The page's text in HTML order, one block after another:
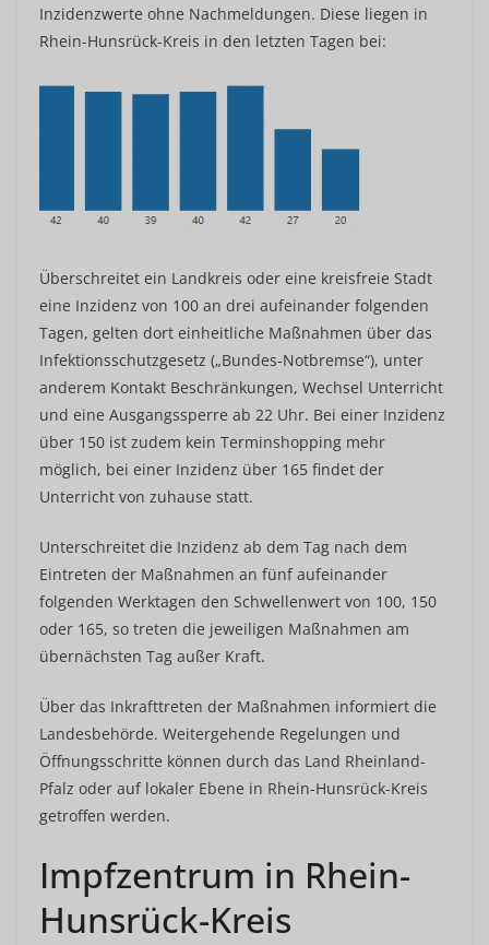
Inzidenzwerte ohne Nachmeldungen. Diese liegen in
Rhein-Hunsrück-Kreis in den letzten Tagen bei:
Überschreitet ein Landkreis oder eine kreisfreie Stadt
eine Inzidenz von 100 an drei aufeinander folgenden
Tagen, gelten dort einheitliche Maßnahmen über das
Infektionsschutzgesetz („Bundes-Notbremse“), unter
anderem Kontakt­ Beschränkungen, Wechsel­ Unterricht
und eine Ausgangssperre ab 22 Uhr. Bei einer Inzidenz
über 150 ist zudem kein Terminshopping mehr
möglich, bei einer Inzidenz über 165 findet der
Unterricht von zuhause statt.
Unterschreitet die Inzidenz ab dem Tag nach dem
Eintreten der Maßnahmen an fünf aufeinander
folgenden Werktagen den Schwellenwert von 100, 150
oder 165, so treten die jeweiligen Maßnahmen am
übernächsten Tag außer Kraft.
Über das Inkrafttreten der Maßnahmen informiert die
Landesbehörde. Weitergehende Regelungen und
Öffnungsschritte können durch das Land Rheinland-
Pfalz oder auf lokaler Ebene in Rhein-Hunsrück-Kreis
getroffen werden.
Impfzentrum in Rhein-
Hunsrück-Kreis